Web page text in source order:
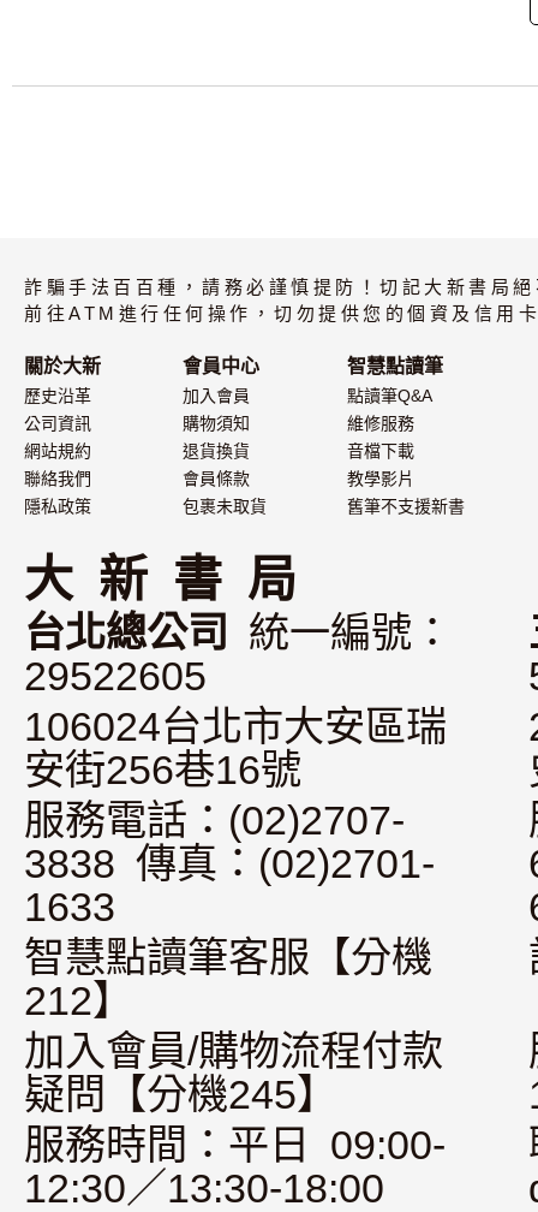
詐騙手法百百種，請務必謹慎提防！切記大新書局
前往ATM進行任何操作，切勿提供您的個資及信用
關於大新
歷史沿革
公司資訊
網站規約
聯絡我們
隱私政策
會員中心
加入會員
購物須知
退貨換貨
會員條款
包裹未取貨
智慧點讀筆
點讀筆Q&A
維修服務
音檔下載
教學影片
舊筆不支援新書
大 新 書 局
台北總公司
統一編號：
29522605
106024台北市大安區瑞
安街256巷16號
服務電話：(02)2707-
3838 傳真：(02)2701-
1633
智慧點讀筆客服【分機
212】
加入會員/購物流程付款
疑問【分機245】
服務時間：平日 09:00-
12:30／13:30-18:00